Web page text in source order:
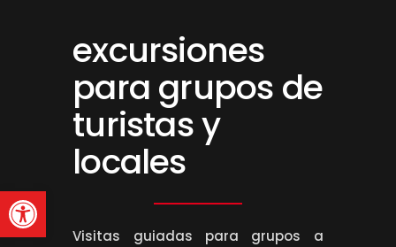
excursiones
para grupos de
turistas y
locales
Visitas guiadas para grupos a
Abrir barra de